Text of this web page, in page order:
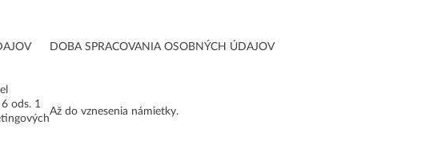
DOBA SPRACOVANIA OSOBNÝCH ÚDAJOV
ods. 1
Až do vznesenia námietky.